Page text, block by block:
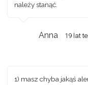
należy stanąć.
Anna 19 lat
1) masz chyba jakąś